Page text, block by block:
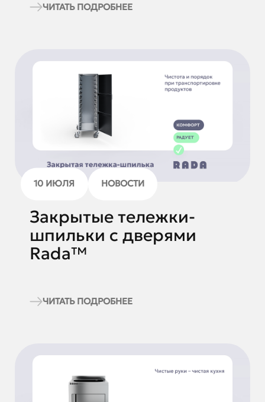
ЧИТАТЬ ПОДРОБНЕЕ
10 ИЮЛЯ НОВОСТИ
Закрытые тележки-
шпильки с дверями
Rada™
ЧИТАТЬ ПОДРОБНЕЕ